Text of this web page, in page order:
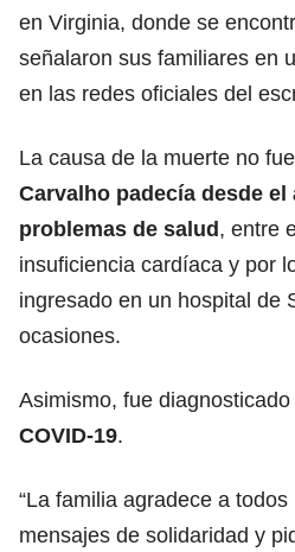
en Virginia, donde se
señalaron sus familiares en
en las redes oficiales del
La causa de la muerte no
Carvalho padecía desde
problemas de salud, entre
insuficiencia cardíaca y por
ingresado en un hospital de
ocasiones.
Asimismo, fue
COVID-19.
“La familia agradece a
mensajes de solidaridad y